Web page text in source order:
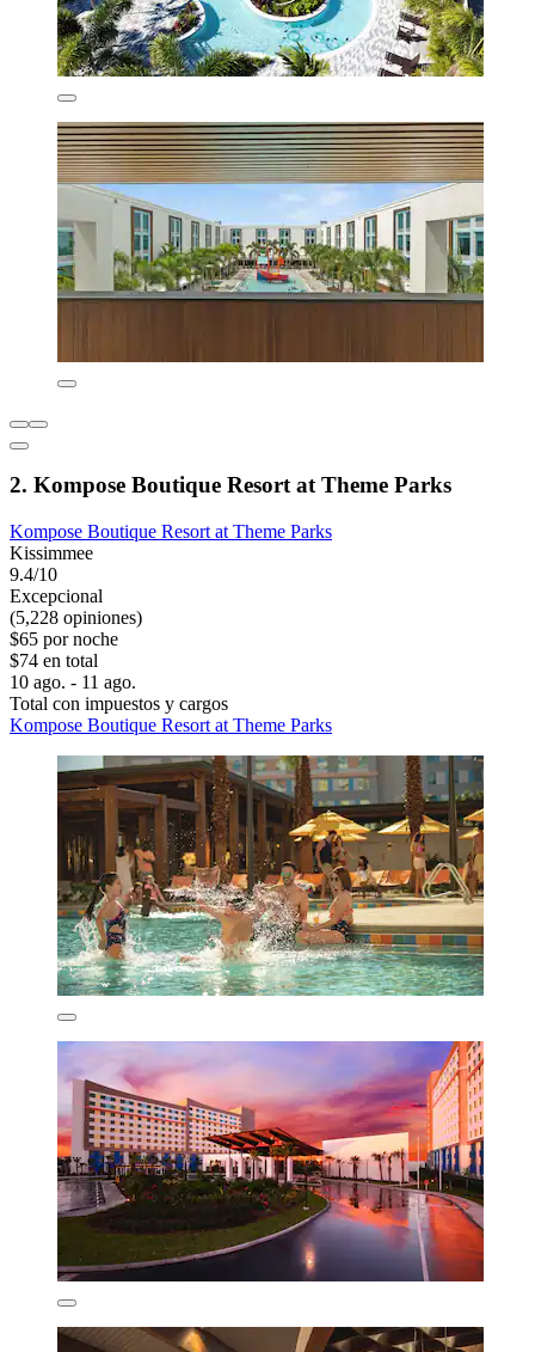
2. Kompose Boutique Resort at Theme Parks
Kompose Boutique Resort at Theme Parks
Kissimmee
9.4/10
Excepcional
(5,228 opiniones)
$65 por noche
$74 en total
10 ago. - 11 ago.
Total con impuestos y cargos
Kompose Boutique Resort at Theme Parks